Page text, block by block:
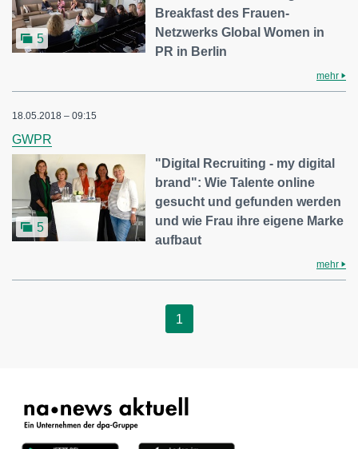
5
Breakfast des Frauen-
Netzwerks Global Women in
PR in Berlin
mehr
18.05.2018 – 09:15
GWPR
5
"Digital Recruiting - my digital
brand": Wie Talente online
gesucht und gefunden werden
und wie Frau ihre eigene Marke
aufbaut
mehr
1